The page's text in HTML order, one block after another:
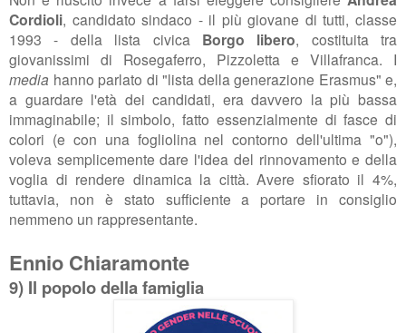
Cordioli, candidato sindaco - il più giovane di tutti, classe
1993 - della lista civica Borgo libero, costituita tra
giovanissimi di Rosegaferro, Pizzoletta e Villafranca. I
media hanno parlato di "lista della generazione Erasmus" e,
a guardare l'età dei candidati, era davvero la più bassa
immaginabile; il simbolo, fatto essenzialmente di fasce di
colori (e con una fogliolina nel contorno dell'ultima "o"),
voleva semplicemente dare l'idea del rinnovamento e della
voglia di rendere dinamica la città. Avere sfiorato il 4%,
tuttavia, non è stato sufficiente a portare in consiglio
nemmeno un rappresentante.
Ennio Chiaramonte
9) Il popolo della famiglia